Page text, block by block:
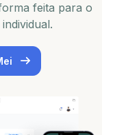
feita para o